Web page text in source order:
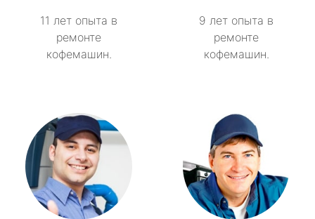
11 лет опыта в
ремонте
кофемашин.
9 лет опыта в
ремонте
кофемашин.